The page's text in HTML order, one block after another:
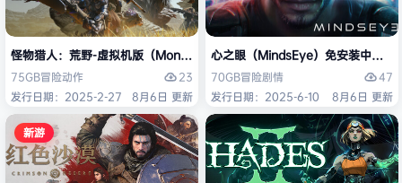
怪物猎人：荒野-虚拟机版（Monster Hunter Wilds HYPERVISOR）免安
75GB冒险动作
23
发行日期：2025-2-27
8月6日 更新
心之眼（MindsEye）免安装中文版
70GB冒险剧情
47
发行日期：2025-6-10
8月6日 更新
新游